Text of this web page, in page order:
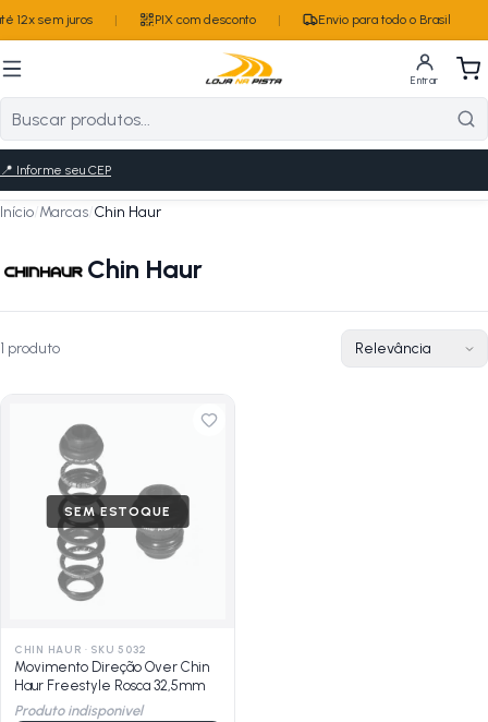
12x sem juros PIX com desconto Envio para todo o Brasil
Entrar
📍 Informe seu CEP
Início/Marcas/Chin Haur
Chin Haur
1 produto
SEM ESTOQUE
CHIN HAUR · SKU 5032
Movimento Direção Over Chin
Haur Freestyle Rosca 32,5mm
Produto indisponivel